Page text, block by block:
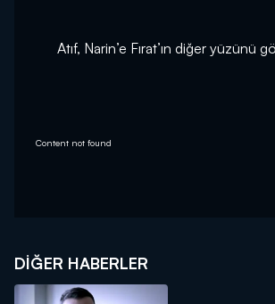
Atıf, Narin’e Fırat’ın diğer yüzünü
Content not found
DIĞER HABERLER